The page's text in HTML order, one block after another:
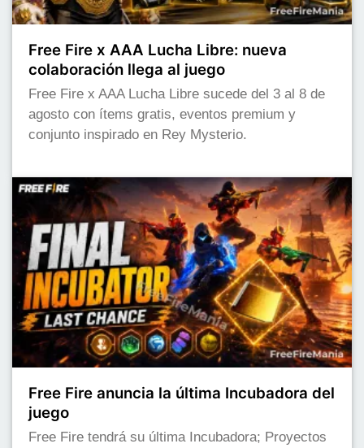
Free Fire x AAA Lucha Libre: nueva
colaboración llega al juego
Free Fire x AAA Lucha Libre sucede del 3 al 8 de
agosto con ítems gratis, eventos premium y
conjunto inspirado en Rey Mysterio.
Free Fire anuncia la última Incubadora del
juego
Free Fire tendrá su última Incubadora; Proyectos